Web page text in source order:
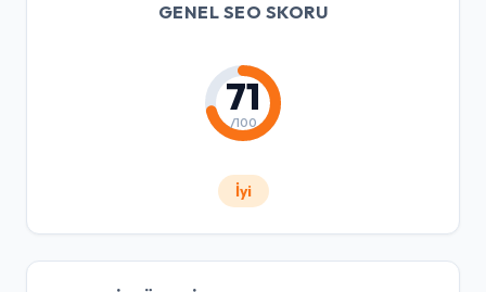
GENEL SEO SKORU
71
/100
İyi